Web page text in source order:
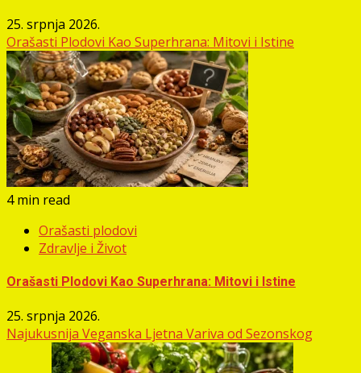
25. srpnja 2026.
Orašasti Plodovi Kao Superhrana: Mitovi i Istine
4 min read
Orašasti plodovi
Zdravlje i Život
Orašasti Plodovi Kao Superhrana: Mitovi i Istine
25. srpnja 2026.
Najukusnija Veganska Ljetna Variva od Sezonskog